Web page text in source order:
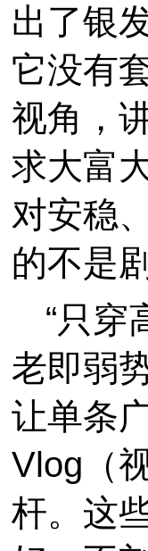
出了银
它没有
视角，
求大富
对安稳
的不是
“只穿
老即弱
让单条
Vlog（
杆。这